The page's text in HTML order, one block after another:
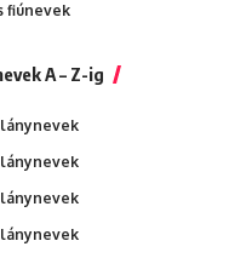
fiúnevek
A – Z-ig
lánynevek
lánynevek